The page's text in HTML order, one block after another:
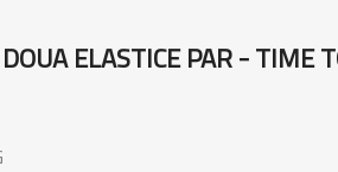
ELASTICE PAR - TIME